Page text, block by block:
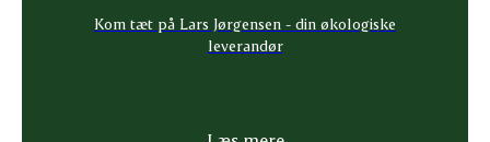
Kom tæt på Lars Jørgensen - din økologiske
leverandør